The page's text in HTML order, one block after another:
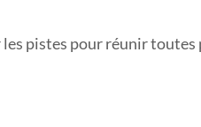
pistes pour réunir toutes